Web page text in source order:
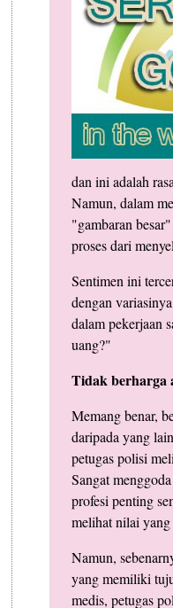
dan ini adalah
Namun, dalam
"gambaran
proses dari
Sentimen ini
dengan
dalam pekerjaan
uang?"
Tidak berharga
Memang benar,
daripada yang
petugas polisi
Sangat
profesi penting
melihat nilai
Namun,
yang memiliki
medis, petugas